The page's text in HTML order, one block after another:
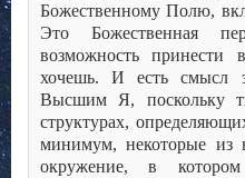
Божественному Полю,
Это Божественная
возможность
хочешь. И есть смысл
Высшим Я, поскольку
структурах,
минимум, некоторые из
окружение, в